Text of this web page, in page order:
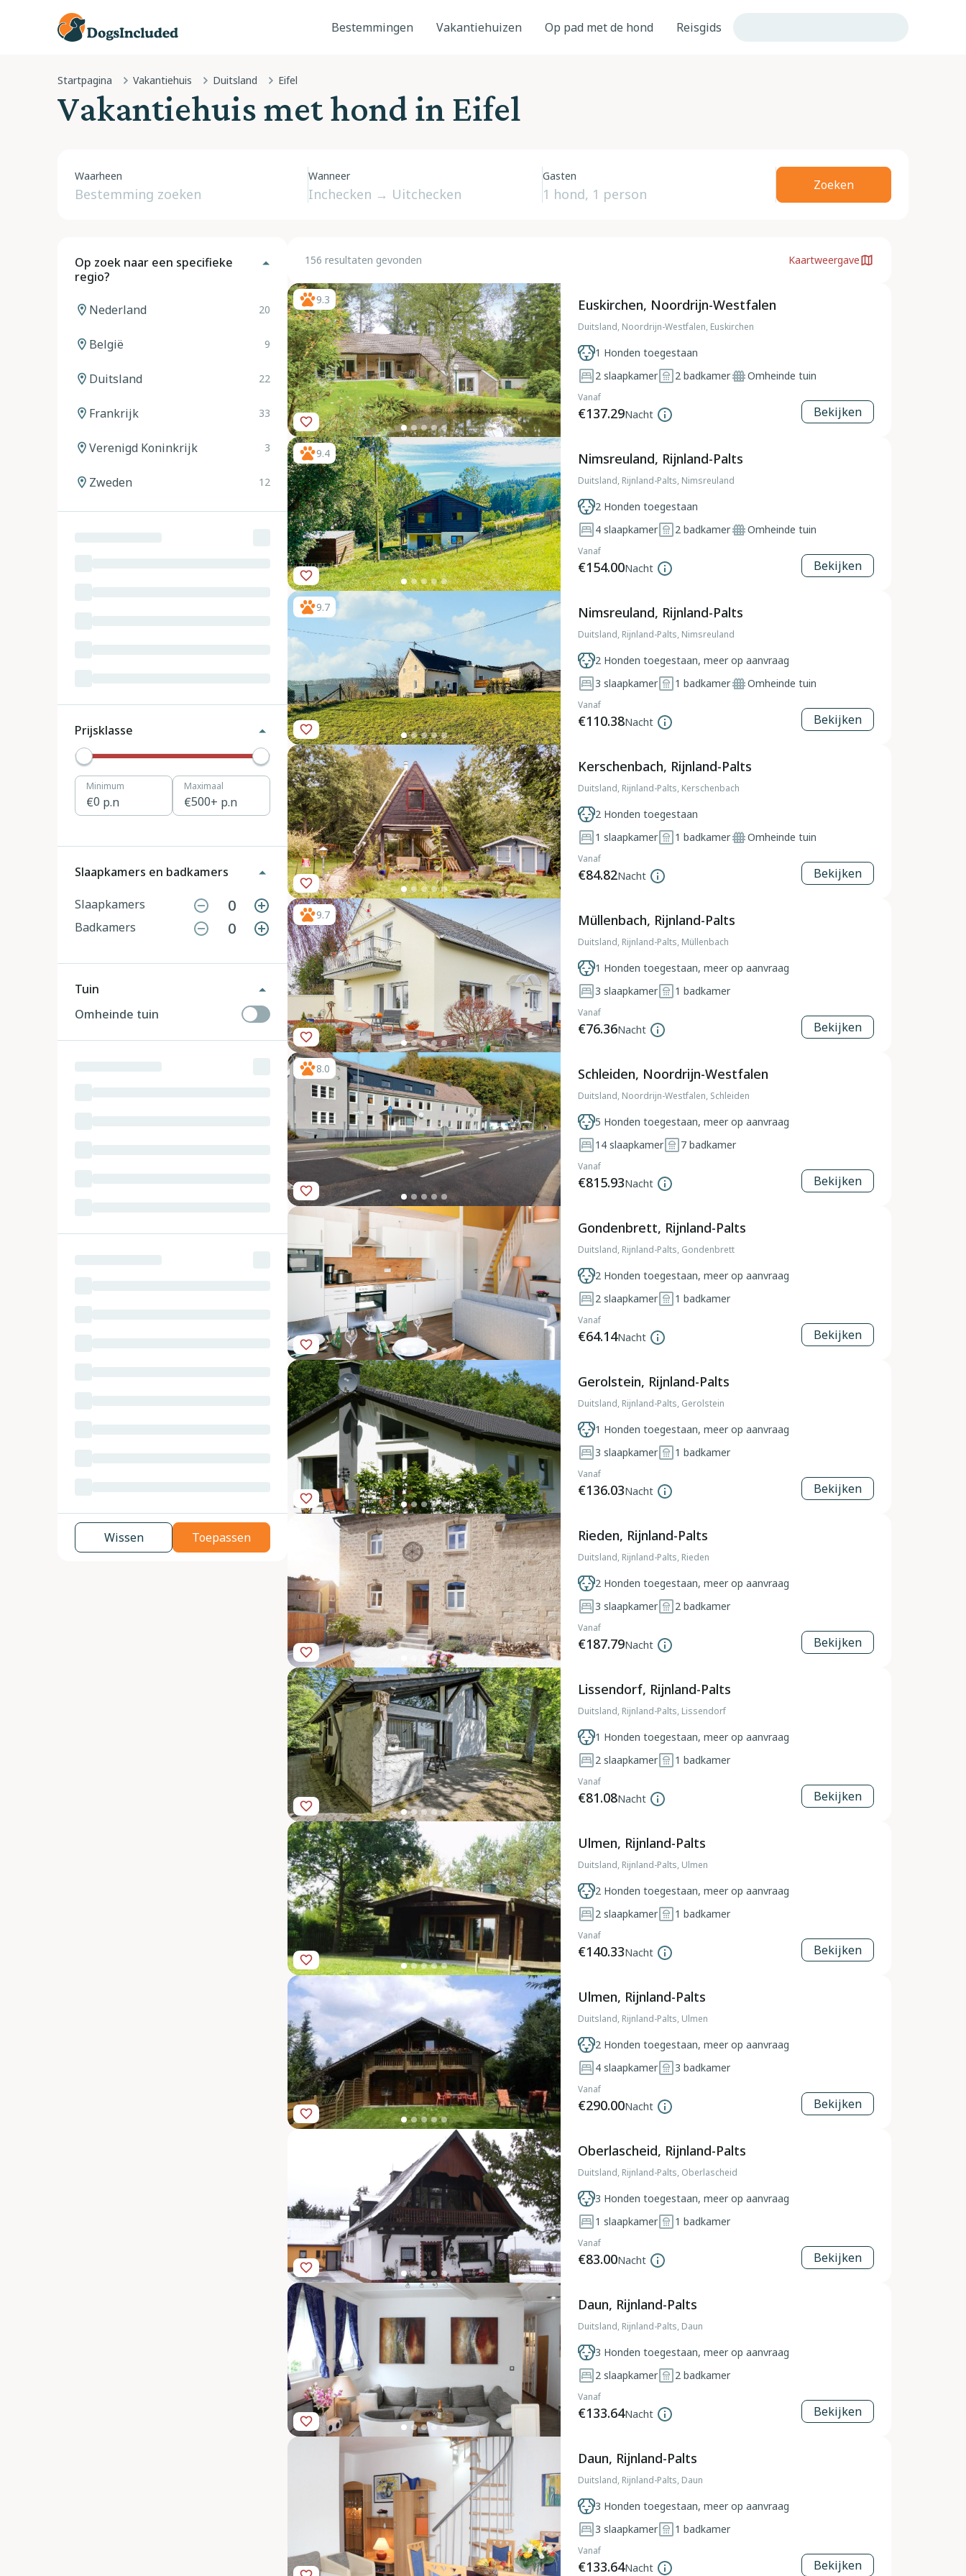
Bestemmingen Vakantiehuizen Op pad met de hond Reisgids
Startpagina Vakantiehuis Duitsland Eifel
Vakantiehuis met hond in Eifel
Waarheen Wanneer Gasten
Zoeken
Op zoek naar een specifieke
regio?
Nederland 20
België 9
Duitsland 22
Frankrijk 33
Verenigd Koninkrijk 3
Zweden 12
Noorwegen 12
Tsjechië
Denemarken 12
Hongarije
Slovenië 2
Zwitserland 10
Prijsklasse
0 p.n
Minimum
500+ p.n
Maximaal
Slaapkamers en badkamers
Slaapkamers 0
Badkamers 0
Tuin
Omheinde tuin
Wissen Toepassen
156 resultaten gevonden Kaartweergave
9.3 Euskirchen, Noordrijn-Westfalen
Duitsland, Noordrijn-Westfalen, Euskirchen
1 Honden toegestaan
2 slaapkamer 2 badkamer Omheinde tuin
Vanaf
€137.29Nacht Bekijken
9.4 Nimsreuland, Rijnland-Palts
Duitsland, Rijnland-Palts, Nimsreuland
2 Honden toegestaan
4 slaapkamer 2 badkamer Omheinde tuin
Vanaf
€154.00Nacht Bekijken
9.7 Nimsreuland, Rijnland-Palts
Duitsland, Rijnland-Palts, Nimsreuland
2 Honden toegestaan, meer op aanvraag
3 slaapkamer 1 badkamer Omheinde tuin
Vanaf
€110.38Nacht Bekijken
Kerschenbach, Rijnland-Palts
Duitsland, Rijnland-Palts, Kerschenbach
2 Honden toegestaan
1 slaapkamer 1 badkamer Omheinde tuin
Vanaf
€84.82Nacht Bekijken
9.7 Müllenbach, Rijnland-Palts
Duitsland, Rijnland-Palts, Müllenbach
1 Honden toegestaan, meer op aanvraag
3 slaapkamer 1 badkamer
Vanaf
€76.36Nacht Bekijken
8.0 Schleiden, Noordrijn-Westfalen
Duitsland, Noordrijn-Westfalen, Schleiden
5 Honden toegestaan, meer op aanvraag
14 slaapkamer 7 badkamer
Vanaf
€815.93Nacht Bekijken
Gondenbrett, Rijnland-Palts
Duitsland, Rijnland-Palts, Gondenbrett
2 Honden toegestaan, meer op aanvraag
2 slaapkamer 1 badkamer
Vanaf
€64.14Nacht Bekijken
Gerolstein, Rijnland-Palts
Duitsland, Rijnland-Palts, Gerolstein
1 Honden toegestaan, meer op aanvraag
3 slaapkamer 1 badkamer
Vanaf
€136.03Nacht Bekijken
Rieden, Rijnland-Palts
Duitsland, Rijnland-Palts, Rieden
2 Honden toegestaan, meer op aanvraag
3 slaapkamer 2 badkamer
Vanaf
€187.79Nacht Bekijken
Lissendorf, Rijnland-Palts
Duitsland, Rijnland-Palts, Lissendorf
1 Honden toegestaan, meer op aanvraag
2 slaapkamer 1 badkamer
Vanaf
€81.08Nacht Bekijken
Ulmen, Rijnland-Palts
Duitsland, Rijnland-Palts, Ulmen
2 Honden toegestaan, meer op aanvraag
2 slaapkamer 1 badkamer
Vanaf
€140.33Nacht Bekijken
Ulmen, Rijnland-Palts
Duitsland, Rijnland-Palts, Ulmen
2 Honden toegestaan, meer op aanvraag
4 slaapkamer 3 badkamer
Vanaf
€290.00Nacht Bekijken
Oberlascheid, Rijnland-Palts
Duitsland, Rijnland-Palts, Oberlascheid
3 Honden toegestaan, meer op aanvraag
1 slaapkamer 1 badkamer
Vanaf
€83.00Nacht Bekijken
Daun, Rijnland-Palts
Duitsland, Rijnland-Palts, Daun
3 Honden toegestaan, meer op aanvraag
2 slaapkamer 2 badkamer
Vanaf
€133.64Nacht Bekijken
Daun, Rijnland-Palts
Duitsland, Rijnland-Palts, Daun
3 Honden toegestaan, meer op aanvraag
3 slaapkamer 1 badkamer
Vanaf
€133.64Nacht Bekijken